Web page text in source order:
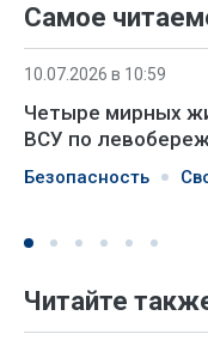
Самое
10.07.2026 в 10:59
Четыре мирных
ВСУ по
Безопасность
Читайте